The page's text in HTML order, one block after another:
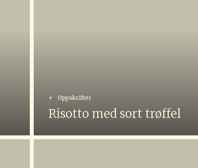
+ Oppskrifter
Risotto med sort trøffel